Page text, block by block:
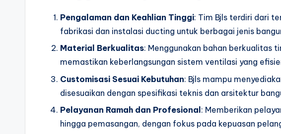
Pengalaman dan Keahlian Tinggi: Tim Bjls terdiri dari
fabrikasi dan instalasi ducting untuk berbagai jenis
Material Berkualitas: Menggunakan bahan berkualitas
memastikan keberlangsungan sistem ventilasi yang
Customisasi Sesuai Kebutuhan: Bjls mampu
disesuaikan dengan spesifikasi teknis dan arsitektur
Pelayanan Ramah dan Profesional : Memberikan
hingga pemasangan, dengan fokus pada kepuasan